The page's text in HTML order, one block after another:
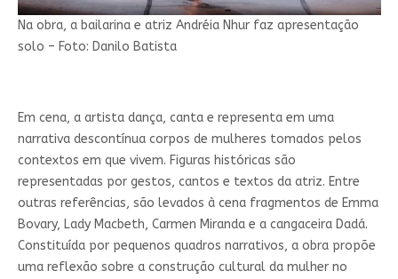
Na obra, a bailarina e atriz Andréia Nhur faz apresentação
solo – Foto: Danilo Batista
Em cena, a artista dança, canta e representa em uma
narrativa descontínua corpos de mulheres tomados pelos
contextos em que vivem. Figuras históricas são
representadas por gestos, cantos e textos da atriz. Entre
outras referências, são levados à cena fragmentos de Emma
Bovary, Lady Macbeth, Carmen Miranda e a cangaceira Dadá.
Constituída por pequenos quadros narrativos, a obra propõe
uma reflexão sobre a construção cultural da mulher no